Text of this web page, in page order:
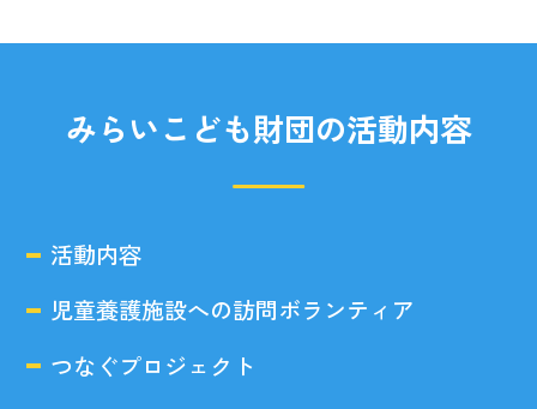
みらいこども財団の活動内容
活動内容
児童養護施設への訪問ボランティア
つなぐプロジェクト